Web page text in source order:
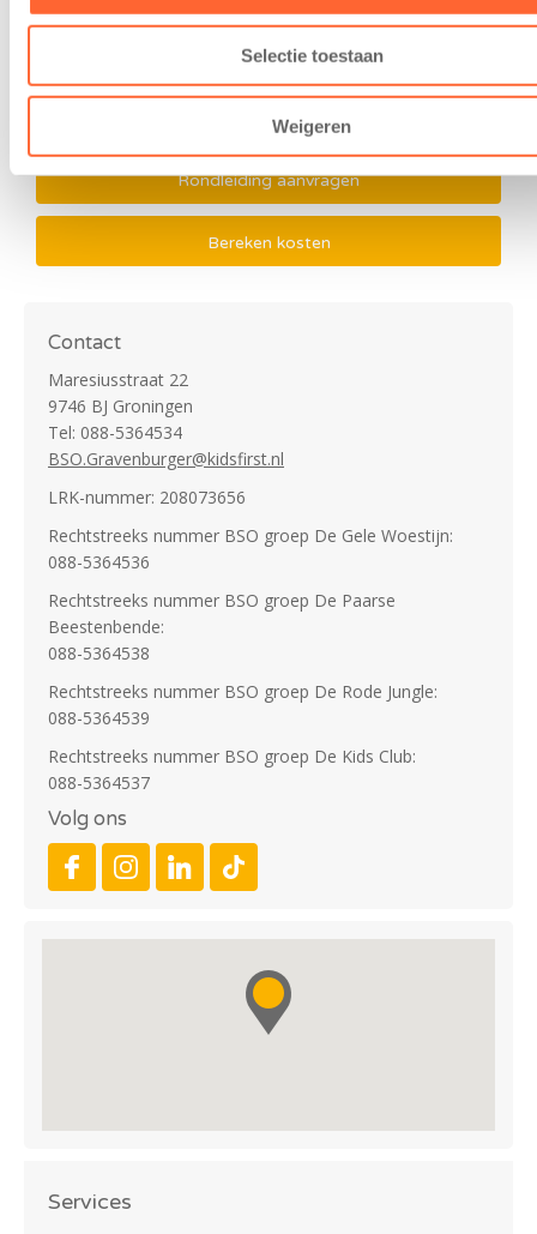
Selectie toestaan
Weigeren
Inschrijven
Rondleiding aanvragen
Bereken kosten
Contact
Maresiusstraat 22
9746 BJ Groningen
Tel: 088-5364534
BSO.Gravenburger@kidsfirst.nl
LRK-nummer: 208073656
Rechtstreeks nummer BSO groep De Gele Woestijn:
088-5364536
Rechtstreeks nummer BSO groep De Paarse
Beestenbende:
088-5364538
Rechtstreeks nummer BSO groep De Rode Jungle:
088-5364539
Rechtstreeks nummer BSO groep De Kids Club:
088-5364537
Volg ons
Services